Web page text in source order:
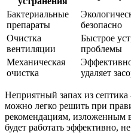
Бактериальные
препараты
безопасно
Очистка
вентиляции
Быстрое
проблемы
Механическая
очистка
удаляет
Неприятный запах из
можно легко решить при
рекомендациям, изложенным
будет работать эффективно,